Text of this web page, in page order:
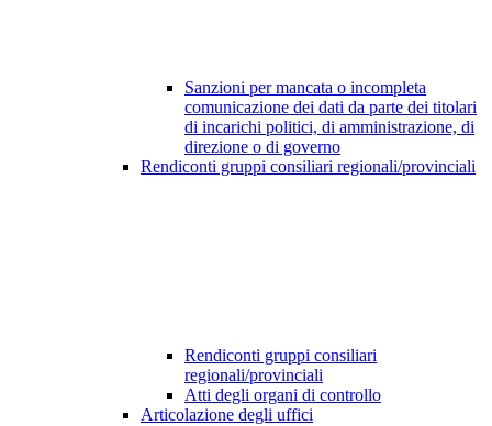
Sanzioni per mancata o incompleta
comunicazione dei dati da parte dei titolari
di incarichi politici, di amministrazione, di
direzione o di governo
Rendiconti gruppi consiliari regionali/provinciali
Rendiconti gruppi consiliari
regionali/provinciali
Atti degli organi di controllo
Articolazione degli uffici